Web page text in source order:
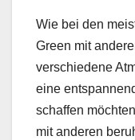
Wie bei den
Green mit
verschiedene
eine
schaffen
mit anderen